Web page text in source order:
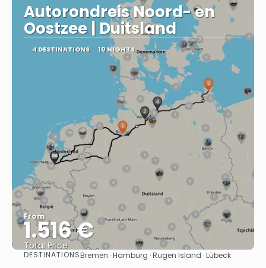
Autorondreis Noord- en
Oostzee | Duitsland
4 DESTINATIONS 10 NIGHTS
From
1.516 €
Total Price
See
DESTINATIONSBremen · Hamburg · Rugen Island · Lübeck